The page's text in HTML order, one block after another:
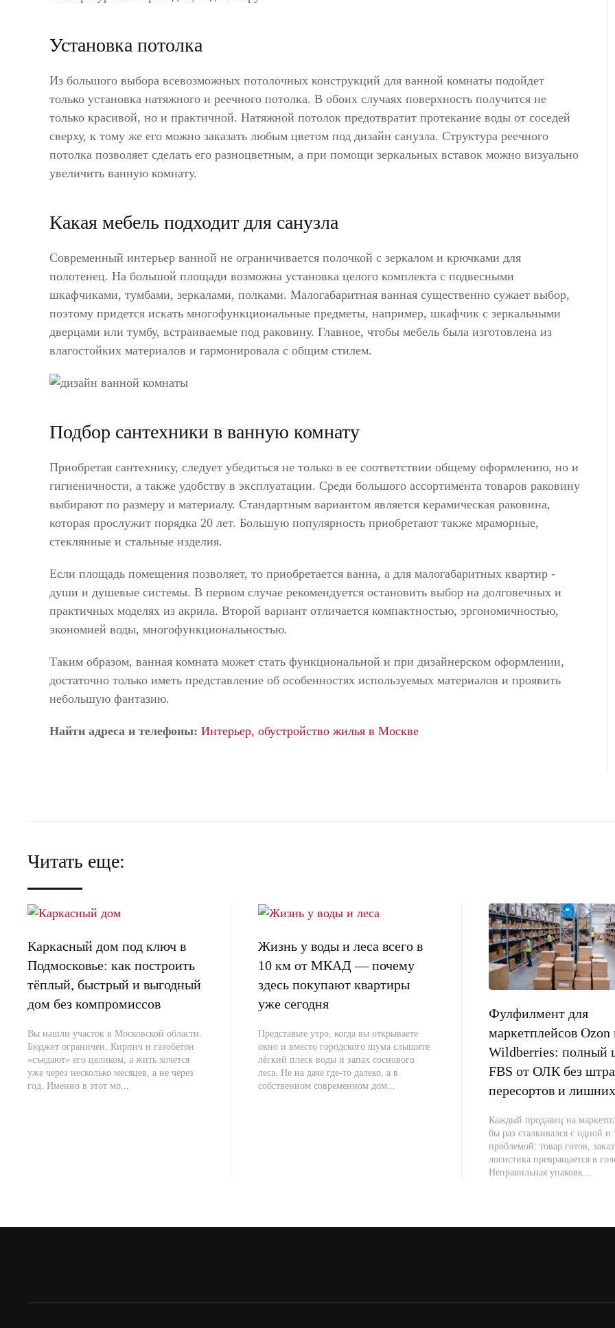
Установка потолка
Из большого выбора всевозможных потолочных конструкций для ванной комнаты подойдет
только установка натяжного и реечного потолка. В обоих случаях поверхность получится не
только красивой, но и практичной. Натяжной потолок предотвратит протекание воды от соседей
сверху, к тому же его можно заказать любым цветом под дизайн санузла. Структура реечного
потолка позволяет сделать его разноцветным, а при помощи зеркальных вставок можно визуально
увеличить ванную комнату.
Какая мебель подходит для санузла
Современный интерьер ванной не ограничивается полочкой с зеркалом и крючками для
полотенец. На большой площади возможна установка целого комплекта с подвесными
шкафчиками, тумбами, зеркалами, полками. Малогабаритная ванная существенно сужает выбор,
поэтому придется искать многофункциональные предметы, например, шкафчик с зеркальными
дверцами или тумбу, встраиваемые под раковину. Главное, чтобы мебель была изготовлена из
влагостойких материалов и гармонировала с общим стилем.
Подбор сантехники в ванную комнату
Приобретая сантехнику, следует убедиться не только в ее соответствии общему оформлению, но и
гигиеничности, а также удобству в эксплуатации. Среди большого ассортимента товаров раковину
выбирают по размеру и материалу. Стандартным вариантом является керамическая раковина,
которая прослужит порядка 20 лет. Большую популярность приобретают также мраморные,
стеклянные и стальные изделия.
Если площадь помещения позволяет, то приобретается ванна, а для малогабаритных квартир -
души и душевые системы. В первом случае рекомендуется остановить выбор на долговечных и
практичных моделях из акрила. Второй вариант отличается компактностью, эргономичностью,
экономией воды, многофункциональностью.
Таким образом, ванная комната может стать функциональной и при дизайнерском оформлении,
достаточно только иметь представление об особенностях используемых материалов и проявить
небольшую фантазию.
Найти адреса и телефоны: Интерьер, обустройство жилья в Москве
Читать еще:
Каркасный дом под ключ в
Подмосковье: как построить
тёплый, быстрый и выгодный
дом без компромиссов
Вы нашли участок в Московской области.
Бюджет ограничен. Кирпич и газобетон
«съедают» его целиком, а жить хочется
уже через несколько месяцев, а не через
год. Именно в этот мо...
Жизнь у воды и леса всего в
10 км от МКАД — почему
здесь покупают квартиры
уже сегодня
Представьте утро, когда вы открываете
окно и вместо городского шума слышите
лёгкий плеск воды и запах соснового
леса. Не на даче где-то далеко, а в
собственном современном дом...
Фулфилмент для
маркетплейсов Ozon
Wildberries: полный
FBS от ОЛК без
пересортов и лишних
Каждый продавец на
бы раз сталкивался с одной и
проблемой: товар готов,
логистика превращается в
Неправильная упаковк...